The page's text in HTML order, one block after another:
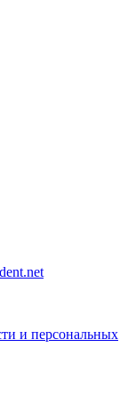
и персональных